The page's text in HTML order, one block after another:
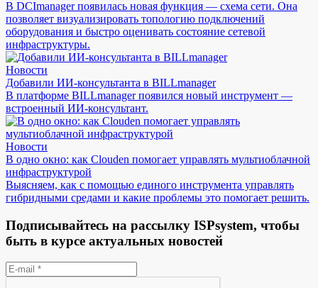
В DCImanager появилась новая функция — схема сети. Она
позволяет визуализировать топологию подключений
оборудования и быстро оценивать состояние сетевой
инфраструктуры.
Новости
Добавили ИИ-консультанта в BILLmanager
В платформе BILLmanager появился новый инструмент —
встроенный ИИ-консультант.
Новости
В одно окно: как Clouden помогает управлять мультиоблачной
инфраструктурой
Выясняем, как с помощью единого инструмента управлять
гибридными средами и какие проблемы это помогает решить.
Подписывайтесь на рассылку ISPsystem, чтобы
быть в курсе актуальных новостей